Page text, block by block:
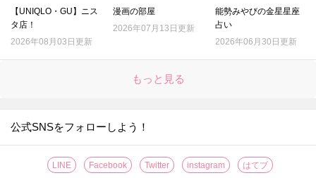
【UNIQLO・GU】ニス
タ店！
2026年08月03日更新
漫画の部屋
2026年07月13日更新
能勢みやびの金星星座
占い
2026年06月30日更新
もっと見る
公式SNSをフォローしよう！
LINE Facebook Twitter instagram はてブ